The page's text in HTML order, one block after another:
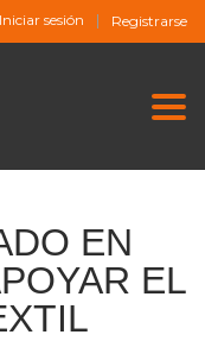
Iniciar sesión Registrarse
EN
EL